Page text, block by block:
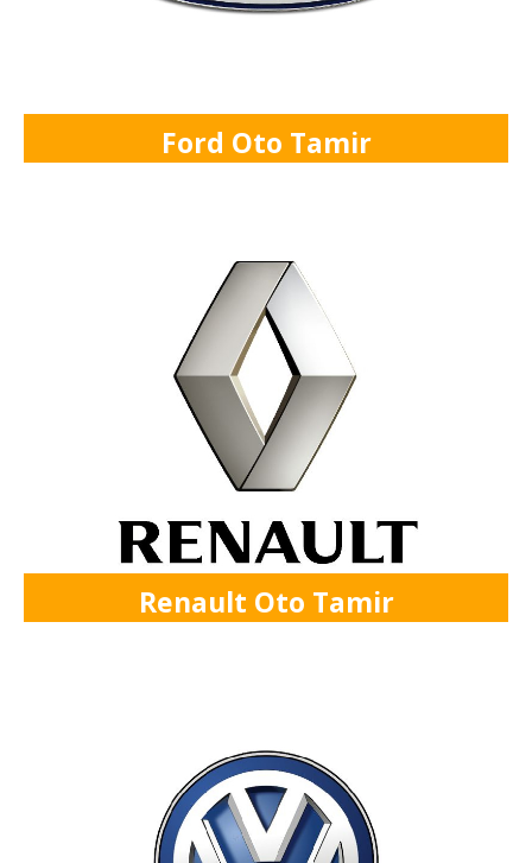
Ford Oto Tamir
Renault Oto Tamir